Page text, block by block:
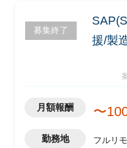
-顧客に
募集終了
援/製
月額報酬 〜
勤務地 フルリ